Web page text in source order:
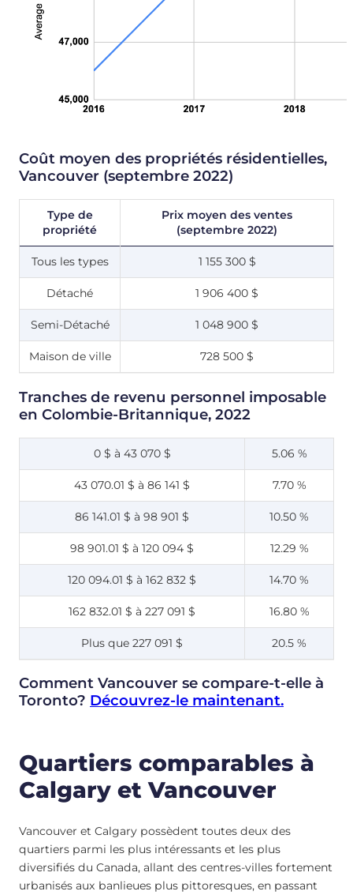
Coût moyen des propriétés résidentielles,
Vancouver (septembre 2022)
Type de
propriété
Prix moyen des ventes
(septembre 2022)
Tous les types 1 155 300 $
Détaché 1 906 400 $
Semi-Détaché 1 048 900 $
Maison de ville 728 500 $
Tranches de revenu personnel imposable
en Colombie-Britannique, 2022
0 $ à 43 070 $ 5.06 %
43 070.01 $ à 86 141 $ 7.70 %
86 141.01 $ à 98 901 $ 10.50 %
98 901.01 $ à 120 094 $ 12.29 %
120 094.01 $ à 162 832 $ 14.70 %
162 832.01 $ à 227 091 $ 16.80 %
Plus que 227 091 $ 20.5 %
Comment Vancouver se compare-t-elle à
Toronto? Découvrez-le maintenant.
Quartiers comparables à
Calgary et Vancouver
Vancouver et Calgary possèdent toutes deux des
quartiers parmi les plus intéressants et les plus
diversifiés du Canada, allant des centres-villes fortement
urbanisés aux banlieues plus pittoresques, en passant